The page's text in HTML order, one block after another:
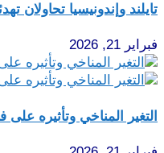
تايلند وإندونيسيا تحاولان
فبراير 21, 2026
التغير المناخي وتأثيره على